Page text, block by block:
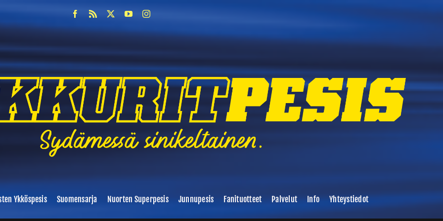
Ykköspesis Suomensarja Nuorten Superpesis Junnupesis Fanituotteet Palvelut Info Yhteystiedot